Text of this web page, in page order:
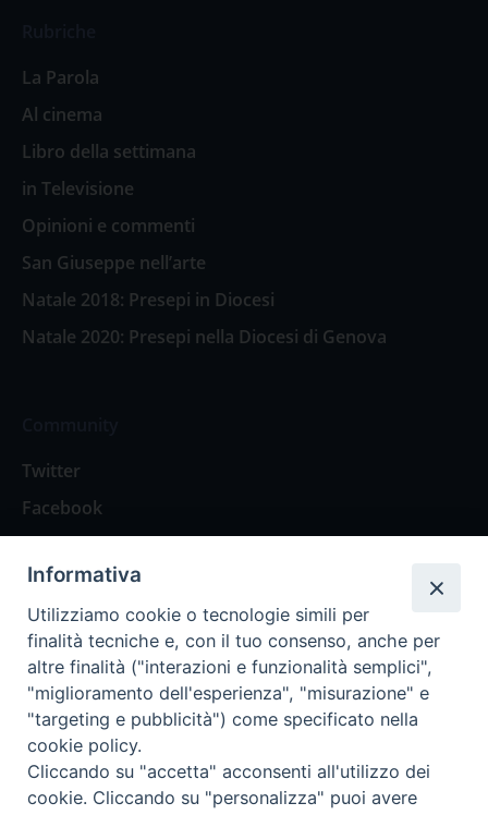
La Parola
Al cinema
Libro della settimana
in Televisione
Opinioni e commenti
San Giuseppe nell’arte
Natale 2018: Presepi in Diocesi
Natale 2020: Presepi nella Diocesi di Genova
Twitter
Facebook
Contattaci
Spazio Lettori
Eventi
Eventi diocesani
Informativa
Utilizziamo cookie o tecnologie simili per
finalità tecniche e, con il tuo consenso, anche per
altre finalità ("interazioni e funzionalità semplici",
"miglioramento dell'esperienza", "misurazione" e
"targeting e pubblicità") come specificato nella
cookie policy.
Cliccando su "accetta" acconsenti all'utilizzo dei
cookie. Cliccando su "personalizza" puoi avere